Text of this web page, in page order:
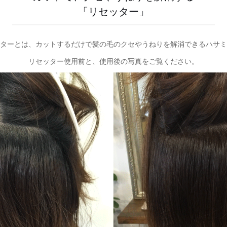
「リセッター」
ーとは、カットするだけで髪の毛のクセやうねりを解消できるハサ
リセッター使用前と、使用後の写真をご覧ください。